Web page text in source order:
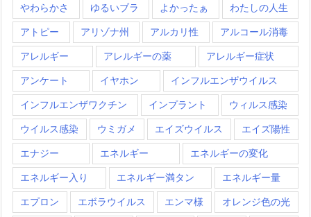
やわらかさ ゆるいブラ よかったぁ わたしの人生
アトピー アリゾナ州 アルカリ性 アルコール消毒
アレルギー アレルギーの薬 アレルギー症状
アンケート イヤホン インフルエンザウイルス
インフルエンザワクチン インプラント ウィルス感染
ウイルス感染 ウミガメ エイズウイルス エイズ陽性
エナジー エネルギー エネルギーの変化
エネルギー入り エネルギー満タン エネルギー量
エプロン エボラウイルス エンマ様 オレンジ色の光